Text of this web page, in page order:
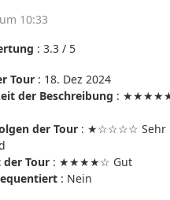
10:33
: 3.3 / 5
Tour : 18. Dez 2024
der Beschreibung : ★★★★★
der Tour : ★☆☆☆☆ Sehr
Tour : ★★★★☆ Gut
: Nein